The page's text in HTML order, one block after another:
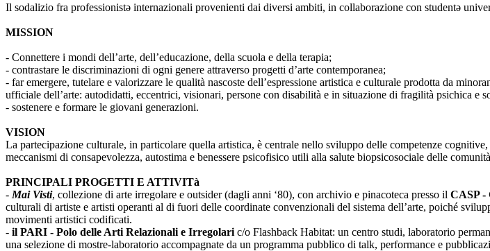
Il sodalizio fra professionistə internazionali provenienti dai diversi ambiti, in collaborazione con studentə
MISSION
- Connettere i mondi dell’arte, dell’educazione, della scuola e della terapia;
- contrastare le discriminazioni di ogni genere attraverso progetti d’arte contemporanea;
- far emergere, tutelare e valorizzare le qualità nascoste dell’espressione artistica e culturale prodotta da
ufficiale dell’arte: autodidatti, eccentrici, visionari, persone con disabilità e in situazione di fragilità psichica
- sostenere e formare le giovani generazioni.
VISION
La partecipazione culturale, in particolare quella artistica, è centrale nello sviluppo delle competenze
meccanismi di consapevolezza, autostima e benessere psicofisico utili alla salute biopsicosociale delle
PRINCIPALI PROGETTI E ATTIVITà
- Mai Visti, collezione di arte irregolare e outsider (dagli anni ‘80), con archivio e pinacoteca presso il CASP -
culturali di artiste e artisti operanti al di fuori delle coordinate convenzionali del sistema dell’arte, poiché
movimenti artistici codificati.
- il PARI - Polo delle Arti Relazionali e Irregolari c/o Flashback Habitat: un centro studi, laboratorio
una selezione di mostre-laboratorio accompagnate da un programma pubblico di talk, performance e